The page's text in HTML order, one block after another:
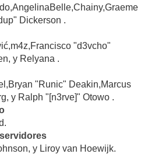
Dickerson .
"d3vcho"
y Relyana .
"Runic" Deakin,Marcus
y Ralph "[n3rve]" Otowo .
y Liroy van Hoewijk.